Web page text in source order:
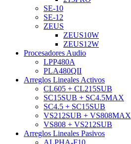
SE-10
SE-12
ZEUS
ZEUS10W
ZEUS12W
Procesadores Audio
LPP480A
PLA480QII
Arreglos Lineales Activos
CL605 + CL215SUB
SC15SUB + SC4.5MAX
SC4.5 + SC15SUB
VS212SUB + VS808MAX
VS808 + VS212SUB
Arreglos Lineales Pasivos
ALPHA-F10